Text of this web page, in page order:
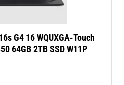
G4 16 WQUXGA-Touch
64GB 2TB SSD W11P